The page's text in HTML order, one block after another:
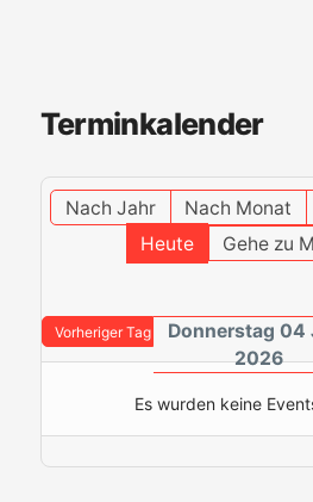
Terminkalender
Nach Jahr Nach Monat
Heute
Gehe zu
Vorheriger Tag
Donnerstag 04
2026
Es wurden keine